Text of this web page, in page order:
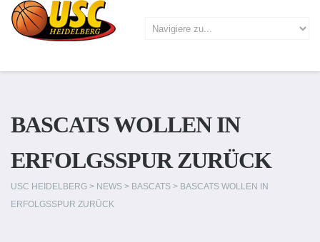
BASCATS WOLLEN IN
ERFOLGSSPUR ZURÜCK
USC HEIDELBERG > NEWS > BASCATS > BASCATS WOLLEN IN
ERFOLGSSPUR ZURÜCK